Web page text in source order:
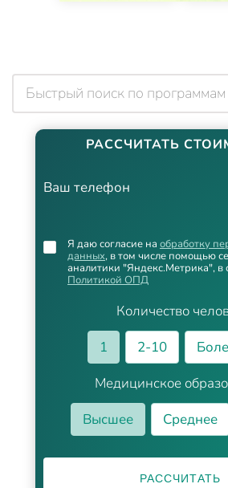
РАССЧИТАТЬ
Ваш телефон
Количество
1
2-10
Медицинское
Высшее
Среднее
Я даю согласие на обработку
данных, в том числе помощью
аналитики "Яндекс.Метрика", в
Политикой ОПД
РАССЧИТАТЬ